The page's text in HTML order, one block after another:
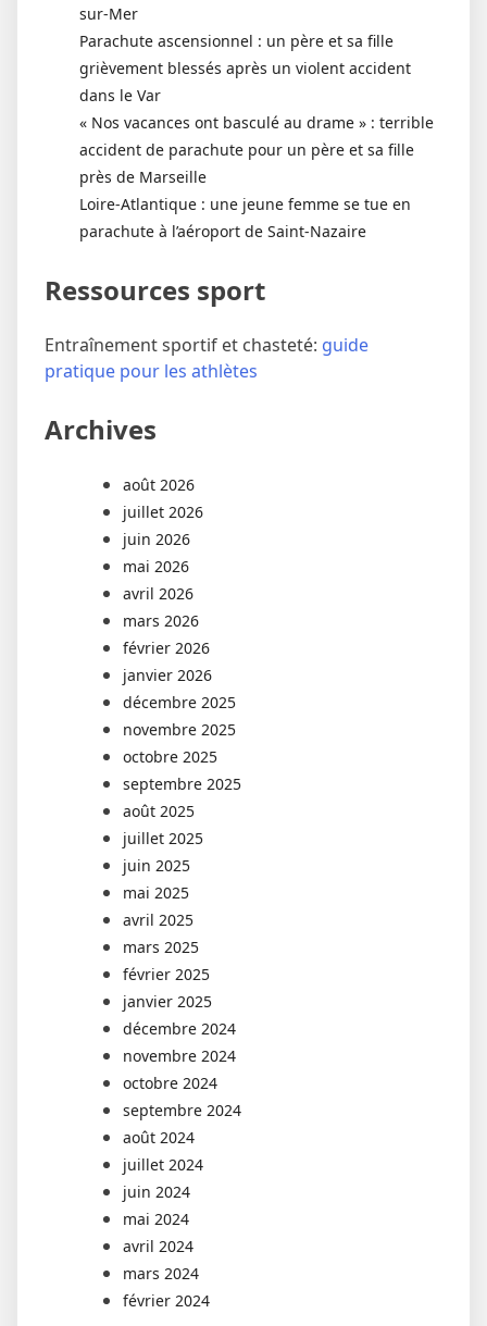
sur-Mer
Parachute ascensionnel : un père et sa fille
grièvement blessés après un violent accident
dans le Var
« Nos vacances ont basculé au drame » : terrible
accident de parachute pour un père et sa fille
près de Marseille
Loire-Atlantique : une jeune femme se tue en
parachute à l’aéroport de Saint-Nazaire
Ressources sport
Entraînement sportif et chasteté: guide
pratique pour les athlètes
Archives
août 2026
juillet 2026
juin 2026
mai 2026
avril 2026
mars 2026
février 2026
janvier 2026
décembre 2025
novembre 2025
octobre 2025
septembre 2025
août 2025
juillet 2025
juin 2025
mai 2025
avril 2025
mars 2025
février 2025
janvier 2025
décembre 2024
novembre 2024
octobre 2024
septembre 2024
août 2024
juillet 2024
juin 2024
mai 2024
avril 2024
mars 2024
février 2024